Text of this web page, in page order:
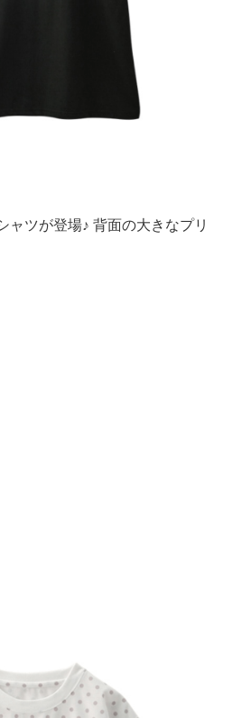
ャツが登場♪ 背面の大きなプリ